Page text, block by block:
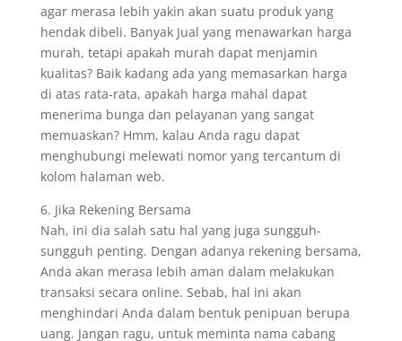
agar merasa lebih yakin akan suatu produk yang
hendak dibeli. Banyak Jual yang menawarkan harga
murah, tetapi apakah murah dapat menjamin
kualitas? Baik kadang ada yang memasarkan harga
di atas rata-rata, apakah harga mahal dapat
menerima bunga dan pelayanan yang sangat
memuaskan? Hmm, kalau Anda ragu dapat
menghubungi melewati nomor yang tercantum di
kolom halaman web.
6. Jika Rekening Bersama
Nah, ini dia salah satu hal yang juga sungguh-
sungguh penting. Dengan adanya rekening bersama,
Anda akan merasa lebih aman dalam melakukan
transaksi secara online. Sebab, hal ini akan
menghindari Anda dalam bentuk penipuan berupa
uang. Jangan ragu, untuk meminta nama cabang